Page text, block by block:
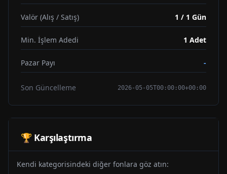
Valör (Alış / Satış) 1 / 1 Gün
Min. İşlem Adedi 1 Adet
Pazar Payı -
Son Güncelleme 2026-05-05T00:00:00+00:00
🏆 Karşılaştırma
Kendi kategorisindeki diğer fonlara göz atın: